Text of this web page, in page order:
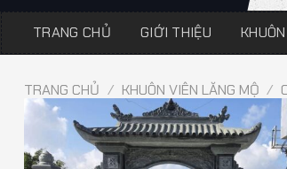
TRANG CHỦ GIỚI THIỆU
TRANG CHỦ / KHUÔN VIÊN LĂNG MỘ /